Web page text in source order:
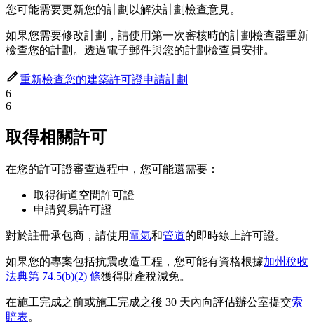
您可能需要更新您的計劃以解決計劃檢查意見。
如果您需要修改計劃，請使用第一次審核時的計劃檢查器重新
檢查您的計劃。透過電子郵件與您的計劃檢查員安排。
重新檢查您的建築許可證申請計劃
6
6
取得相關許可
在您的許可證審查過程中，您可能還需要：
取得街道空間許可證
申請貿易許可證
對於註冊承包商，請使用 電氣和管道的即時線上許可證。
如果您的專案包括抗震改造工程，您可能有資格根據加州稅收
法典第 74.5(b)(2) 條獲得財產稅減免。
在施工完成之前或施工完成之後 30 天內向評估辦公室提交索
賠表。